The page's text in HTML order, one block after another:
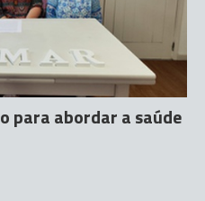
para abordar a saúde